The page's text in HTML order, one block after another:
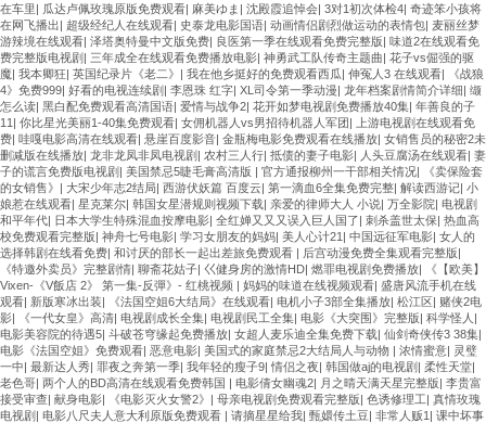
在车里| 瓜达卢佩玫瑰原版免费观看| 麻美ゆま | 沈殿霞追悼会| 3对1初次体检4| 奇迹笨小孩将
在网飞播出| 超级经纪人在线观看| 史泰龙电影国语| 动画情侣剧烈做运动的表情包| 麦丽丝梦
游辣境在线观看| 泽塔奥特曼中文版免费| 良医第一季在线观看免费完整版| 味道2在线观看免
费完整版电视剧 | 三年成全在线观看免费播放电影| 神勇武工队传奇主题曲| 花子vs倔强的驱
魔| 我本卿狂| 英国纪录片《老二》 | 我在他乡挺好的免费观看西瓜| 伸冤人3 在线观看|
《战狼
4》免费999| 好看的电视连续剧 | 李恩珠 红字| XL司令第一季动漫| 龙年档案剧情简介详细| 缬
怎么读| 黑白配免费观看高清国语| 爱情与战争2| 花开如梦电视剧免费播放40集| 年善良的子
11 | 你比星光美丽1-40集免费观看| 女佣机器人vs男招待机器人军团|
上游电视剧在线观看免
费| 哇嘎电影高清在线观看| 悬崖百度影音| 金瓶梅电影免费观看在线播放| 女销售员的秘密2未
删减版在线播放| 龙非龙凤非凤电视剧 | 农村三人行| 抵债的妻子电影| 人头豆腐汤在线观看| 妻
子的谎言免费版电视剧 | 美国禁忌5睫毛膏高清版 | 官方通报柳州一干部相关情况|
《卖保险套
的女销售》 | 大宋少年志2结局| 西游伏妖篇 百度云| 第一滴血6全集免费完整| 解读西游记| 小
娘惹在线观看| 星克莱尔| 韩国女星潜规则视频下载| 亲爱的律师大人 小说| 万全影院| 电视剧
和平年代| 日本大学生特殊混血按摩电影| 全红婵又又又误入巨人国了| 刺杀盖世太保| 热血高
校免费观看完整版| 神舟七号电影| 学习女朋友的妈妈| 美人心计21 | 中国远征军电影| 女人的
选择韩剧在线看免费| 和讨厌的部长一起出差旅免费观看 | 后宫动漫免费全集观看完整版|
《特邀外卖员》完整剧情| 聊斋花姑子| 巜健身房的激情HD| 燃罪电视剧免费播放|
《【欧美】
Vixen-《V飯店 2》 第一集-反彈》- 红桃视频 | 妈妈的味道在线视频观看| 盛唐风流手机在线
观看| 新版寒冰出装| 《法国空姐6大结局》在线观看| 电机小子3部全集播放| 松江区| 赌侠2电
影| 《一代女皇》高清| 电视剧成长全集| 电视剧民工全集| 电影《大突围》完整版| 科学怪人 |
电影美容院的待遇5| 斗破苍穹缘起免费播放| 女超人麦乐迪全集免费下载| 仙剑奇侠传3 38集|
电影《法国空姐》免费观看| 恶意电影| 美国式的家庭禁忌2大结局人与动物 | 浓情蜜意| 灵璧
一中| 最新达人秀| 罪夜之奔第一季| 我年轻的瘦子9|情侣之夜| 韩国做aj的电视剧 | 柔性天堂|
老色哥| 两个人的BD高清在线观看免费韩国 | 电影倩女幽魂2| 月之晴天满天星完整版| 李贵富
接受审查| 献身电影| 《电影灭火女警2》 | 母亲电视剧免费观看完整版| 色诱修理工| 真情玫瑰
电视剧 | 电影八尺夫人意大利原版免费观看 | 请摘星星给我| 甄嬛传土豆| 非常人贩1 | 课中坏事